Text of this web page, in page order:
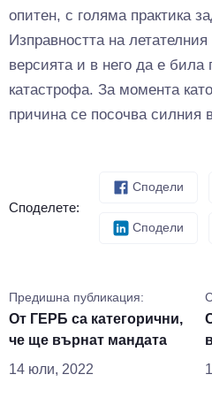
опитен, с голяма практика
Изправността на
версията и в него да е била
катастрофа. За момента
причина се посочва силния
Споделете:
Сподели
Сподели
Предишна публикация:
От ГЕРБ са категорични,
че ще върнат мандата
14 юли, 2022